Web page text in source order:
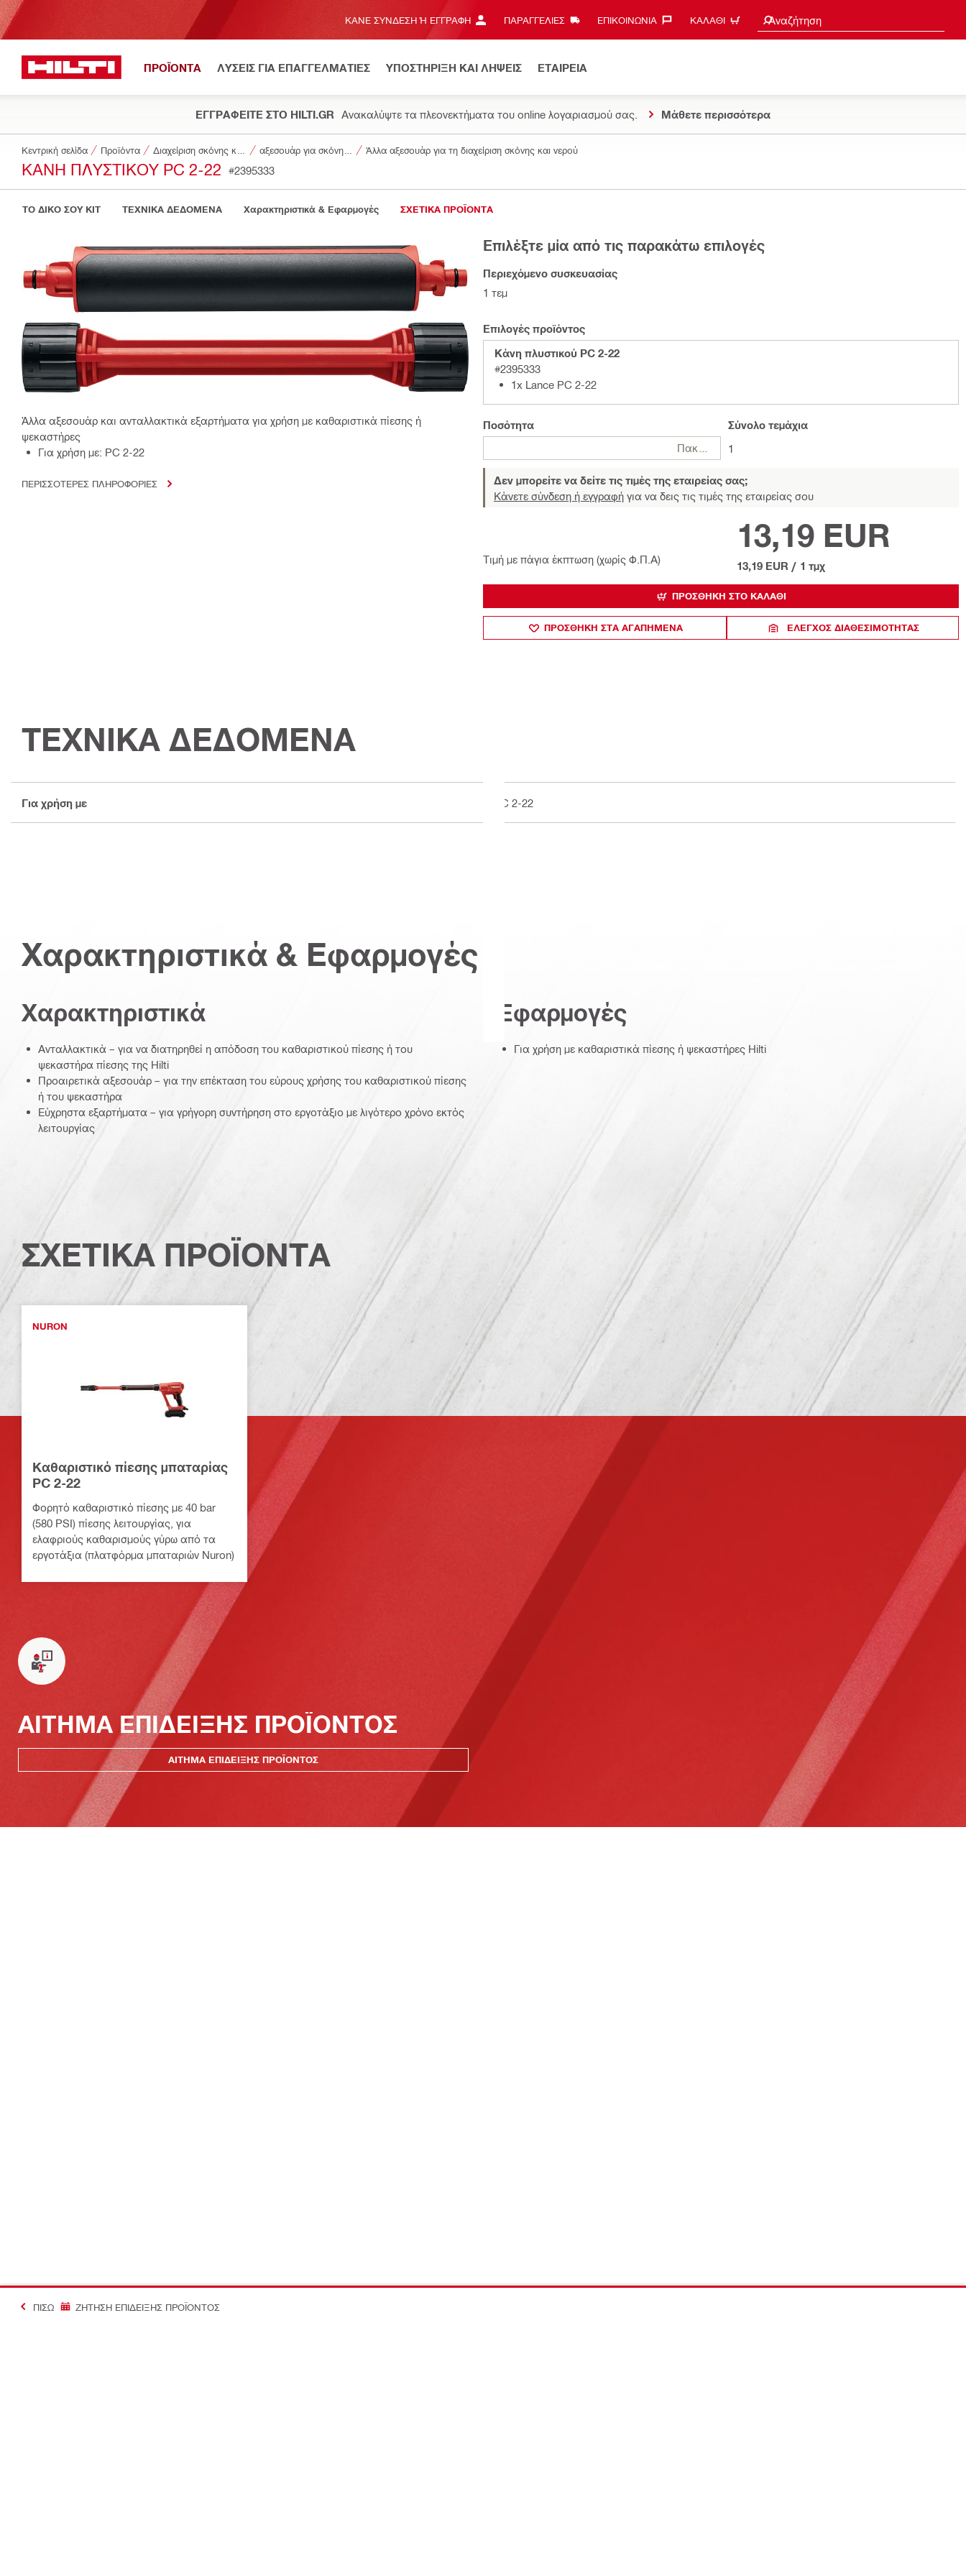
ΚΆΝΕ ΣΎΝΔΕΣΗ Ή ΕΓΓΡΑΦΉ ΠΑΡΑΓΓΕΛΙΕΣ ΕΠΙΚΟΙΝΩΝΊΑ‎ ΚΑΛΆΘΙ Αναζήτηση
Search suggestions
ΠΡΟΪΟΝΤΑ ΛΥΣΕΙΣ ΓΙΑ ΕΠΑΓΓΕΛΜΑΤΙΕΣ ΥΠΟΣΤΗΡΙΞΗ ΚΑΙ ΛΗΨΕΙΣ ΕΤΑΙΡΕΙΑ
ΕΓΓΡΑΦΕΙΤΕ ΣΤΟ HILTI.GR Ανακαλύψτε τα πλεονεκτήματα του online λογαριασμού σας. Μάθετε περισσότερα
Κεντρική σελίδα Προϊόντα Άλλα αξεσουάρ για τη διαχείριση σκόνης και νερού
ΚΆΝΗ ΠΛΥΣΤΙΚΟΎ PC 2-22 #2395333
ΤΟ ΔΙΚΟ ΣΟΥ KIT ΤΕΧΝΙΚΑ ΔΕΔΟΜΕΝΑ Χαρακτηριστικά & Εφαρμογές ΣΧΕΤΙΚΑ ΠΡΟΪΟΝΤΑ
Άλλα αξεσουάρ και ανταλλακτικά εξαρτήματα για χρήση με καθαριστικά πίεσης ή
ψεκαστήρες
Για χρήση με: PC 2-22
ΠΕΡΙΣΣΟΤΕΡΕΣ ΠΛΗΡΟΦΟΡΙΕΣ
Επιλέξτε μία από τις παρακάτω επιλογές
Περιεχόμενο συσκευασίας
1 τεμ
Επιλογές προϊόντος
Κάνη πλυστικού PC 2-22
#2395333
1x Lance PC 2-22
Ποσότητα
Σύνολο τεμάχια
1
Δεν μπορείτε να δείτε τις τιμές της εταιρείας σας;
Κάνετε σύνδεση ή εγγραφή για να δεις τις τιμές της εταιρείας σου
Τιμή με πάγια έκπτωση (χωρίς Φ.Π.Α)
13,19 EUR
13,19 EUR / 1 τμχ
ΠΡΟΣΘΉΚΗ ΣΤΟ ΚΑΛΆΘΙ
ΠΡΟΣΘΗΚΗ ΣΤΑ ΑΓΑΠΗΜΕΝΑ ΈΛΕΓΧΟΣ ΔΙΑΘΕΣΙΜΌΤΗΤΑΣ
ΤΕΧΝΙΚΑ ΔΕΔΟΜΕΝΑ
Για χρήση με PC 2-22
Χαρακτηριστικά & Εφαρμογές
Χαρακτηριστικά
Ανταλλακτικά – για να διατηρηθεί η απόδοση του καθαριστικού πίεσης ή του
ψεκαστήρα πίεσης της Hilti
Προαιρετικά αξεσουάρ – για την επέκταση του εύρους χρήσης του καθαριστικού πίεσης
ή του ψεκαστήρα
Εύχρηστα εξαρτήματα – για γρήγορη συντήρηση στο εργοτάξιο με λιγότερο χρόνο εκτός
λειτουργίας
Εφαρμογές
Για χρήση με καθαριστικά πίεσης ή ψεκαστήρες Hilti
ΣΧΕΤΙΚΑ ΠΡΟΪΟΝΤΑ
NURON
Καθαριστικό πίεσης μπαταρίας
PC 2-22
Φορητό καθαριστικό πίεσης με 40 bar
(580 PSI) πίεσης λειτουργίας, για
ελαφριούς καθαρισμούς γύρω από τα
εργοτάξια (πλατφόρμα μπαταριών Nuron)
ΑΙΤΗΜΑ ΕΠΙΔΕΙΞΗΣ ΠΡΟΪΟΝΤΟΣ
ΑΙΤΗΜΑ ΕΠΙΔΕΙΞΗΣ ΠΡΟΪΟΝΤΟΣ
ΠΊΣΩ ΖΗΤΗΣΗ ΕΠΙΔΕΙΞΗΣ ΠΡΟΪΟΝΤΟΣ